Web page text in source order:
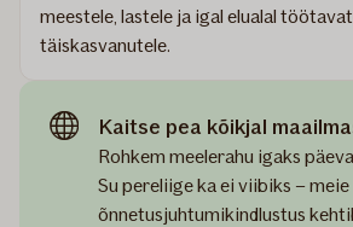
meestele, lastele ja igal elualal
täiskasvanutele.
Kaitse pea kõikjal
Rohkem meelerahu igaks
Su pereliige ka ei viibiks – meie
õnnetusjuhtumikindlustus